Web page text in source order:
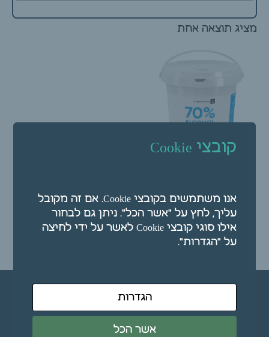
מציג תוצאה אחת
אלכוהול 70% | פארמקס
PHARMAX
79.00
הוספה לסל
קובצי Cookie
אנו משתמשים בקובצי Cookie. אם זה מקובל
עליך, לחץ על "אשר הכל". ניתן גם לבחור
אילו סוגי קובצי Cookie לאשר על ידי לחיצה
על "הגדרות".
הגדרות
אשר הכל